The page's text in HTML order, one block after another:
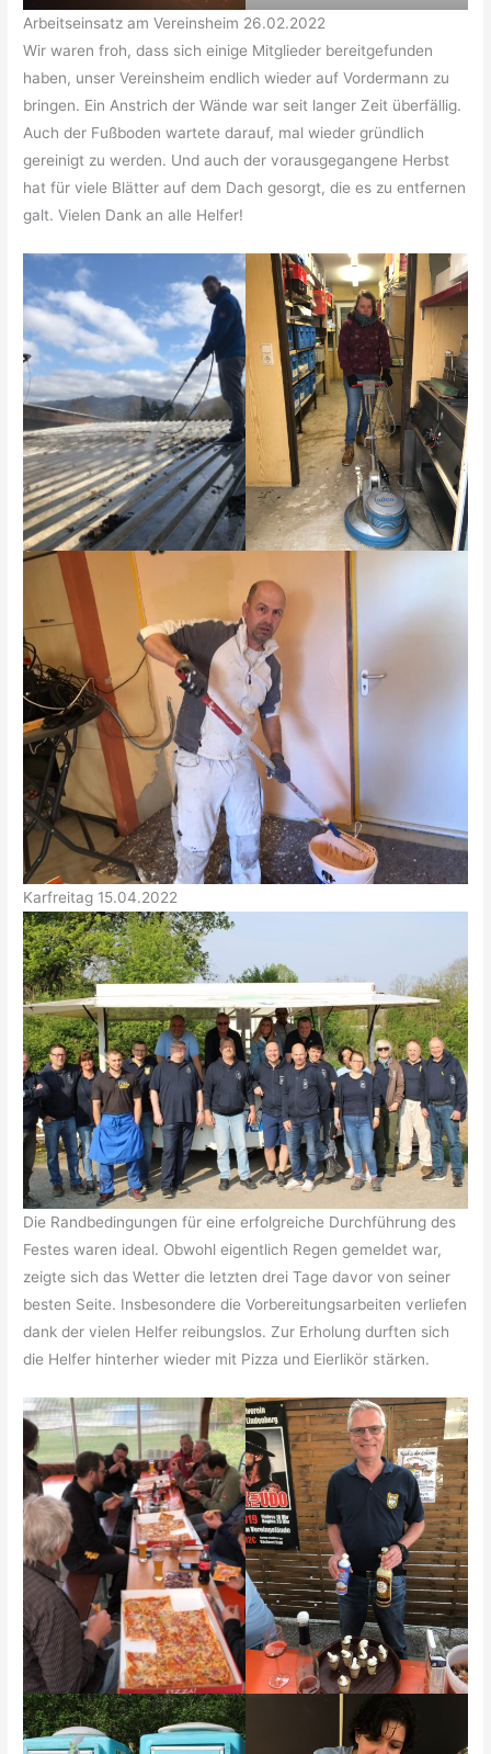
Arbeitseinsatz am Vereinsheim 26.02.2022
Wir waren froh, dass sich einige Mitglieder bereitgefunden
haben, unser Vereinsheim endlich wieder auf Vordermann zu
bringen. Ein Anstrich der Wände war seit langer Zeit überfällig.
Auch der Fußboden wartete darauf, mal wieder gründlich
gereinigt zu werden. Und auch der vorausgegangene Herbst
hat für viele Blätter auf dem Dach gesorgt, die es zu entfernen
galt. Vielen Dank an alle Helfer!
Karfreitag 15.04.2022
Die Randbedingungen für eine erfolgreiche Durchführung des
Festes waren ideal. Obwohl eigentlich Regen gemeldet war,
zeigte sich das Wetter die letzten drei Tage davor von seiner
besten Seite. Insbesondere die Vorbereitungsarbeiten verliefen
dank der vielen Helfer reibungslos. Zur Erholung durften sich
die Helfer hinterher wieder mit Pizza und Eierlikör stärken.